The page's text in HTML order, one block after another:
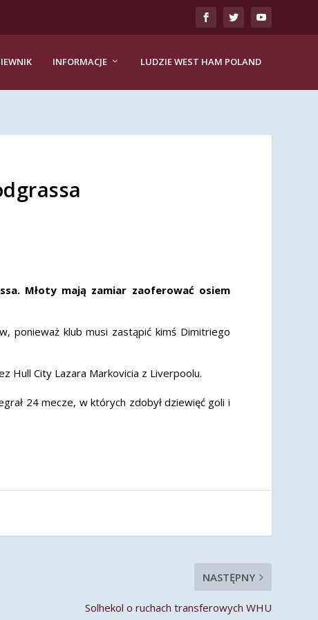
INFORMACJE LUDZIE WEST HAM POLAND
Młoty mają zamiar zaoferować osiem
ponieważ klub musi zastąpić kimś Dimitriego
Hull City Lazara Markovicia z Liverpoolu.
24 mecze, w których zdobył dziewięć goli i
NASTĘPNY
Solhekol o ruchach transferowych WHU